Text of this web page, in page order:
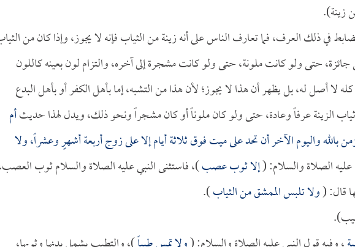
زينة).
في ذلك العرف، فما تعارف الناس على أنه زينة من الثياب فإنه لا يجوز، وإذا كان من
جائزة، حتى ولو كانت ملونة، حتى ولو كانت مشجرة إلى آخره، والتزام لون بعينه كاللون
لا أصل له، بل يظهر أن هذا لا يجوز؛ لأن هذا من التشبه، إما بأهل الكفر أو بأهل البدع
الزينة عرفاً وعادة، حتى ولو كان ملوناً أو كان مشجراً ونحو ذلك، ويدل لهذا حديثأم
بالله واليوم الآخر أن تحد على ميت فوق ثلاثة أيام إلا على زوج أربعة أشهرٍ وعشراً، ولا
عليه الصلاة والسلام: (إلا ثوب عصب)، فاستثنى النبي عليه الصلاة والسلام ثوب
قال: (ولا تلبس الممشق من الثياب).